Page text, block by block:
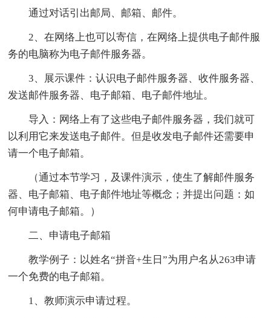
通过对话引出邮局、邮箱、邮件。
2、在网络上也可以寄信，在网络上提供电子邮件服
务的电脑称为电子邮件服务器。
3、展示课件：认识电子邮件服务器、收件服务器、
发送邮件服务器、电子邮箱、电子邮件地址。
导入：网络上有了这些电子邮件服务器，我们就可
以利用它来发送电子邮件。但是收发电子邮件还需要申
请一个电子邮箱。
（通过本节学习，及课件演示，使生了解邮件服务
器、电子邮箱、电子邮件地址等概念；并提出问题：如
何申请电子邮箱。）
二、申请电子邮箱
教学例子：以姓名“拼音+生日”为用户名从263申请
一个免费的电子邮箱。
1、教师演示申请过程。